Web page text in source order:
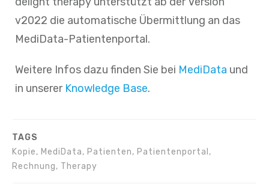
v2022 die automatische Übermittlung an das
MediData-Patientenportal.
Weitere Infos dazu finden Sie bei MediData und
in unserer Knowledge Base.
TAGS
Kopie, MediData, Patienten, Patientenportal,
Rechnung, Therapy